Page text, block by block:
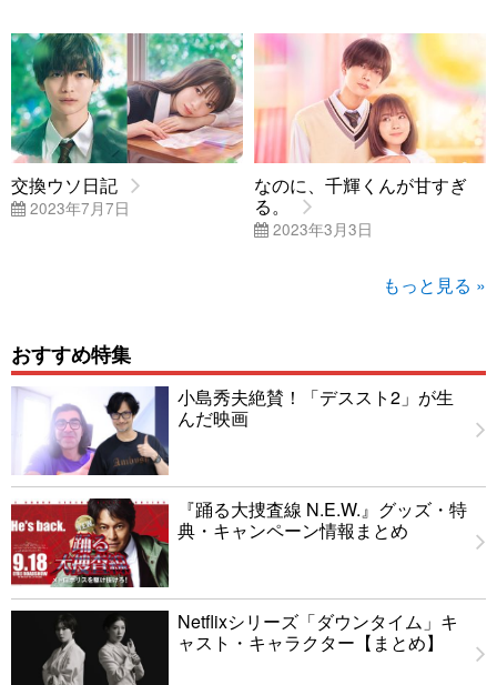
交換ウソ日記
2023年7月7日
なのに、千輝くんが甘すぎ
る。
2023年3月3日
もっと見る »
おすすめ特集
小島秀夫絶賛！「デススト2」が生
んだ映画
『踊る大捜査線 N.E.W.』グッズ・特
典・キャンペーン情報まとめ
Netflixシリーズ「ダウンタイム」キ
ャスト・キャラクター【まとめ】